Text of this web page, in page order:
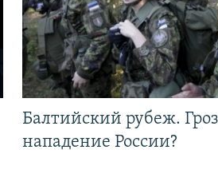
Балтийский рубеж.
нападение России?